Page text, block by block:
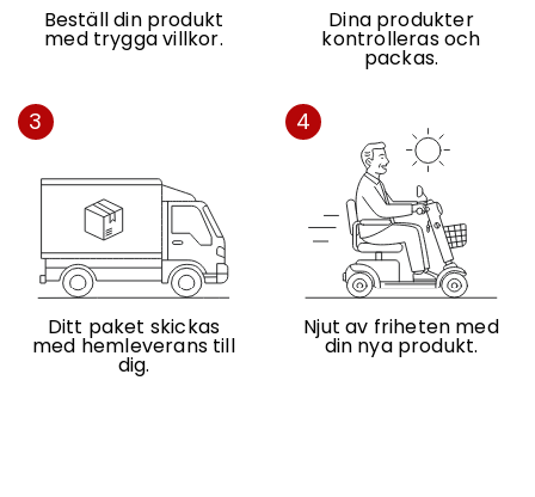
Beställ din produkt
med trygga villkor.
Dina produkter
kontrolleras och
packas.
3
Ditt paket skickas
med hemleverans till
dig.
4
Njut av friheten med
din nya produkt.